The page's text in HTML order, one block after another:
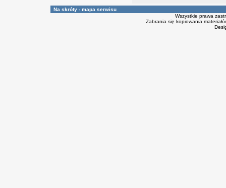
Na skróty - mapa serwisu
Wszystkie prawa
Zabrania się kopiowania